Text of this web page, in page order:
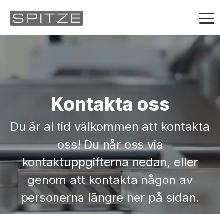
Produkter
Nyheter
Kontakt
Karriär
Kontakta oss
Du är alltid välkommen att kontakta
oss! Du når oss via
kontaktuppgifterna nedan, eller
genom att kontakta någon av
personerna längre ner på sidan.